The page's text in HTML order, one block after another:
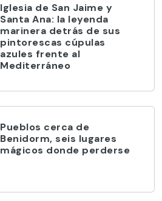
Iglesia de San Jaime y
Santa Ana: la leyenda
marinera detrás de sus
pintorescas cúpulas
azules frente al
Mediterráneo
Pueblos cerca de
Benidorm, seis lugares
mágicos donde perderse